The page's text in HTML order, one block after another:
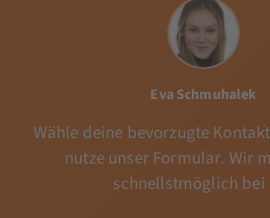
Eva Schmuhalek
Wähle deine bevorzugte
nutze unser Formular. Wir
schnellstmöglich bei